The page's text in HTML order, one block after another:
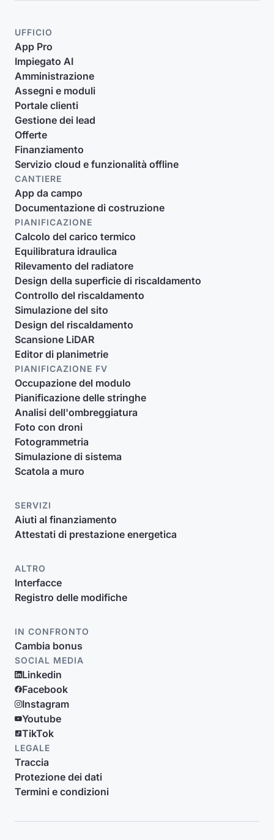
UFFICIO
App Pro
Impiegato AI
Amministrazione
Assegni e moduli
Portale clienti
Gestione dei lead
Offerte
Finanziamento
Servizio cloud e funzionalità offline
CANTIERE
App da campo
Documentazione di costruzione
PIANIFICAZIONE
Calcolo del carico termico
Equilibratura idraulica
Rilevamento del radiatore
Design della superficie di riscaldamento
Controllo del riscaldamento
Simulazione del sito
Design del riscaldamento
Scansione LiDAR
Editor di planimetrie
PIANIFICAZIONE FV
Occupazione del modulo
Pianificazione delle stringhe
Analisi dell'ombreggiatura
Foto con droni
Fotogrammetria
Simulazione di sistema
Scatola a muro
SERVIZI
Aiuti al finanziamento
Attestati di prestazione energetica
ALTRO
Interfacce
Registro delle modifiche
IN CONFRONTO
Cambia bonus
SOCIAL MEDIA
Linkedin
Facebook
Instagram
Youtube
TikTok
LEGALE
Traccia
Protezione dei dati
Termini e condizioni